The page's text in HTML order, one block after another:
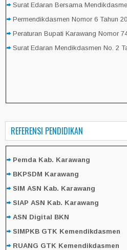
Surat Edaran Bersama
Permendikdasmen Nomor 6 Tahun
Peraturan Bupati Karawang Nomor
Surat Edaran Mendikdasmen No. 2
REFERENSI PENDIDIKAN
Pemda Kab. Karawang
BKPSDM Karawang
SIM ASN Kab. Karawang
SIAP ASN Kab. Karawang
ASN Digital BKN
SIMPKB GTK Kemendikdasmen
RUANG GTK Kemendikdasmen